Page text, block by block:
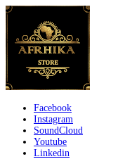
Facebook
Instagram
SoundCloud
Youtube
Linkedin